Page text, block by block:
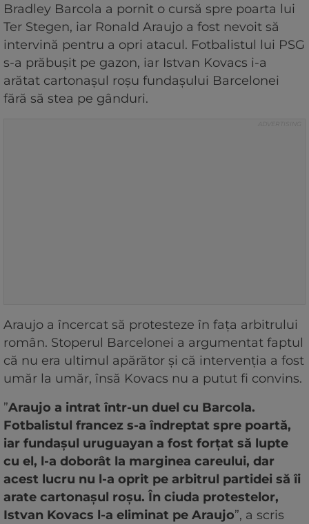
Bradley Barcola a pornit o cursă spre poarta lui
Ter Stegen, iar Ronald Araujo a fost nevoit să
intervină pentru a opri atacul. Fotbalistul lui PSG
s-a prăbușit pe gazon, iar Istvan Kovacs i-a
arătat cartonașul roșu fundașului Barcelonei
fără să stea pe gânduri.
Araujo a încercat să protesteze în fața arbitrului
român. Stoperul Barcelonei a argumentat faptul
că nu era ultimul apărător și că intervenția a fost
umăr la umăr, însă Kovacs nu a putut fi convins.
”Araujo a intrat într-un duel cu Barcola.
Fotbalistul francez s-a îndreptat spre poartă,
iar fundașul uruguayan a fost forțat să lupte
cu el, l-a doborât la marginea careului, dar
acest lucru nu l-a oprit pe arbitrul partidei să îi
arate cartonașul roșu. În ciuda protestelor,
Istvan Kovacs l-a eliminat pe Araujo”, a scris